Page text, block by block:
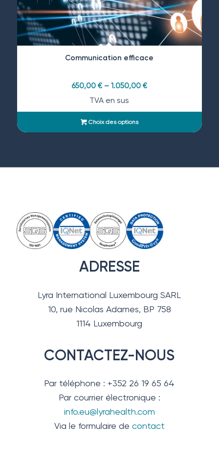
Communication efficace
650,00 €– 1.050,00 €
TVA en sus
Choix des options
ADRESSE
Lyra International Luxembourg SARL
10, rue Nicolas Adames, BP 758
1114 Luxembourg
CONTACTEZ-NOUS
Par téléphone : +352 26 19 65 64
Par courrier électronique :
info.eu@lyrahealth.com
Via le formulaire de contact